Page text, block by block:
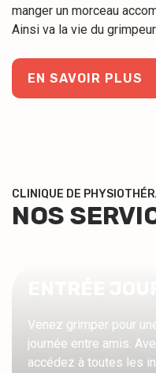
manger un morceau
Ainsi va la vie du
EN SAVOIR PLUS
CLINIQUE DE
NOS
Venez grimper pour
journée entre amis.
accédez à toutes les